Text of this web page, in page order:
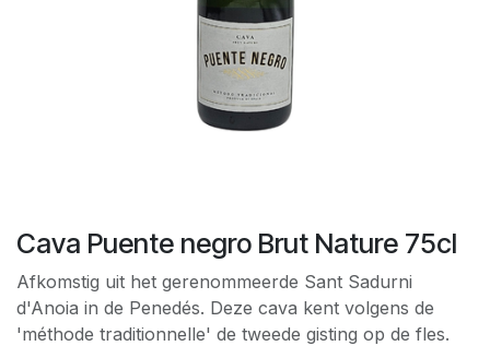
Cava Puente negro Brut Nature 75cl
Afkomstig uit het gerenommeerde Sant Sadurni
d'Anoia in de Penedés. Deze cava kent volgens de
'méthode traditionnelle' de tweede gisting op de fles.